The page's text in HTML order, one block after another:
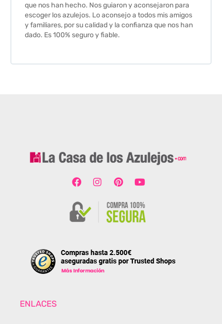
que nos han hecho. Nos guiaron y aconsejaron para
escoger los azulejos. Lo aconsejo a todos mis amigos
y familiares, por su calidad y la confianza que nos han
dado. Es 100% seguro y fiable.
ENLACES